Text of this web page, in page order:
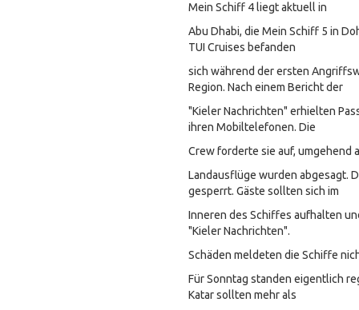
Mein Schiff 4 liegt aktuell in
Abu Dhabi, die Mein Schiff 5 in
TUI Cruises befanden
sich während der ersten
Region. Nach einem Bericht der
"Kieler Nachrichten" erhielten
ihren Mobiltelefonen. Die
Crew forderte sie auf, umgehend
Landausflüge wurden abgesagt.
gesperrt. Gäste sollten sich im
Inneren des Schiffes aufhalten
"Kieler Nachrichten".
Schäden meldeten die Schiffe
Für Sonntag standen eigentlich
Katar sollten mehr als